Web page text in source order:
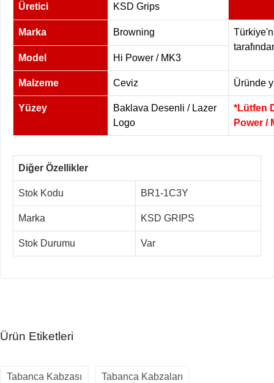
Üretici KSD Grips
Marka Browning
Model
Hi Power / MK3
Malzeme Ceviz Üründe
Yüzey
Baklava Desenli / Lazer
Logo
*Lütfen
Power /
Diğer Özellikler
Stok Kodu BR1-1C3Y
Marka KSD GRIPS
Stok Durumu Var
Ürün Etiketleri
Tabanca Kabzası Tabanca Kabzaları